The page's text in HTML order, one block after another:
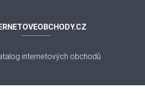
internetových obchodů